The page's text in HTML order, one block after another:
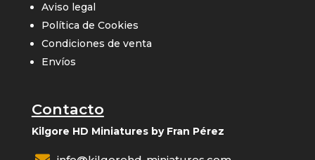
Aviso legal
Política de Cookies
Condiciones de venta
Envíos
Contacto
Kilgore HD Miniatures by Fran Pérez